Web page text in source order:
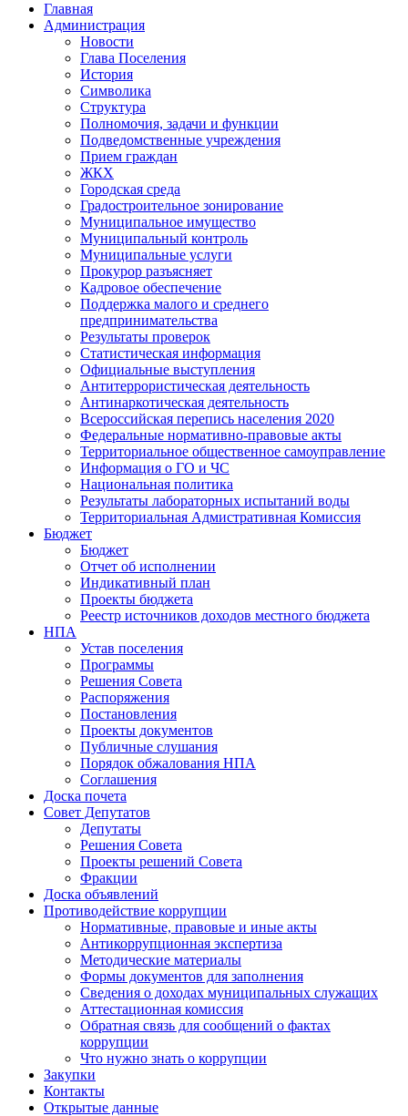
Главная
Администрация
Новости
Глава Поселения
История
Символика
Структура
Полномочия, задачи и функции
Подведомственные учреждения
Прием граждан
ЖКХ
Городская среда
Градостроительное зонирование
Муниципальное имущество
Муниципальный контроль
Муниципальные услуги
Прокурор разъясняет
Кадровое обеспечение
Поддержка малого и среднего
предпринимательства
Результаты проверок
Статистическая информация
Официальные выступления
Антитеррористическая деятельность
Антинаркотическая деятельность
Всероссийская перепись населения 2020
Федеральные нормативно-правовые акты
Территориальное общественное самоуправление
Информация о ГО и ЧС
Национальная политика
Результаты лабораторных испытаний воды
Территориальная Адмистративная Комиссия
Бюджет
Бюджет
Отчет об исполнении
Индикативный план
Проекты бюджета
Реестр источников доходов местного бюджета
НПА
Устав поселения
Программы
Решения Совета
Распоряжения
Постановления
Проекты документов
Публичные слушания
Порядок обжалования НПА
Соглашения
Доска почета
Совет Депутатов
Депутаты
Решения Совета
Проекты решений Совета
Фракции
Доска объявлений
Противодействие коррупции
Нормативные, правовые и иные акты
Антикоррупционная экспертиза
Методические материалы
Формы документов для заполнения
Сведения о доходах муниципальных служащих
Аттестационная комиссия
Обратная связь для сообщений о фактах
коррупции
Что нужно знать о коррупции
Закупки
Контакты
Открытые данные